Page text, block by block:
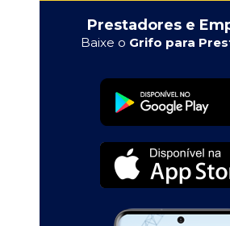
Prestadores e
Baixe o Grifo para